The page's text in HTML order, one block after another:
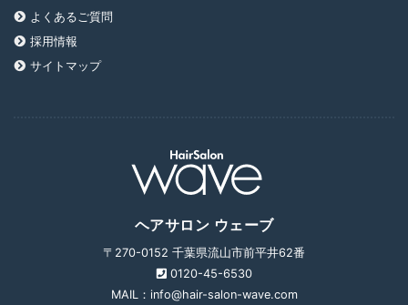
よくあるご質問
採用情報
サイトマップ
ヘアサロン ウェーブ
〒270-0152 千葉県流山市前平井62番
0120-45-6530
MAIL：info@hair-salon-wave.com